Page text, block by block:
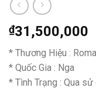
₫31,500,000
* Thương Hiệu :
* Quốc Gia : Nga
* Tình Trạng : Qua